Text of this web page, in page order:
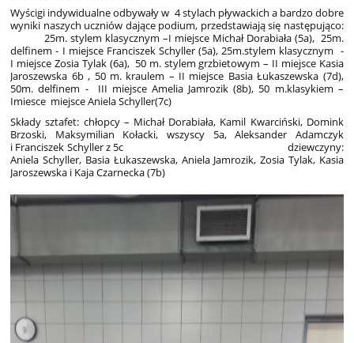
Wyścigi indywidualne odbywały w 4 stylach pływackich a bardzo dobre
wyniki naszych uczniów dające podium, przedstawiają się następująco:
25m. stylem klasycznym –I miejsce Michał Dorabiała (5a), 25m.
delfinem - I miejsce Franciszek Schyller (5a), 25m.stylem klasycznym -
I miejsce Zosia Tylak (6a), 50 m. stylem grzbietowym – II miejsce Kasia
Jaroszewska 6b , 50 m. kraulem – II miejsce Basia Łukaszewska (7d),
50m. delfinem - III miejsce Amelia Jamrozik (8b), 50 m.klasykiem –
Imiesce miejsce Aniela Schyller(7c)
Składy sztafet: chłopcy – Michał Dorabiała, Kamil Kwarciński, Domink
Brzoski, Maksymilian Kołacki, wszyscy 5a, Aleksander Adamczyk
i Franciszek Schyller z 5c dziewczyny:
Aniela Schyller, Basia Łukaszewska, Aniela Jamrozik, Zosia Tylak, Kasia
Jaroszewska i Kaja Czarnecka (7b)